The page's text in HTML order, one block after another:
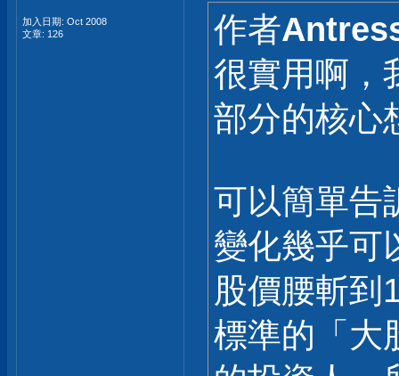
加入日期: Oct 2008
文章: 126
作者
很實用啊，
部分的核心
可以簡單告
變化幾乎可
股價腰斬到
標準的「大